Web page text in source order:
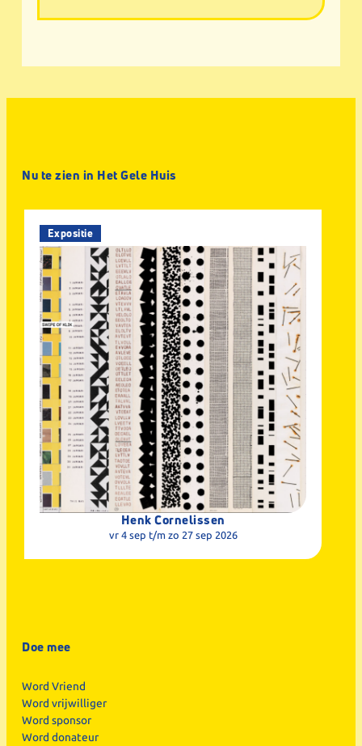
Nu te zien in Het Gele Huis
Expositie
Henk Cornelissen
vr 4 sep t/m zo 27 sep 2026
Doe mee
Word Vriend
Word vrijwilliger
Word sponsor
Word donateur